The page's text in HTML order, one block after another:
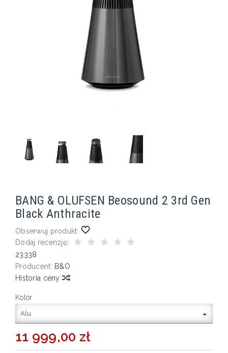
BANG & OLUFSEN Beosound 2 3rd Gen
Black Anthracite
Obserwuj produkt:
Dodaj recenzję:
23338
Producent: B&O
Historia ceny
Kolor
Alu
11 999,00 zł